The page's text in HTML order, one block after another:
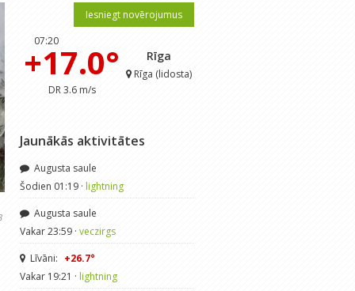
Iesniegt novērojumus
07:20
+17.0°
DR 3.6 m/s
Rīga
Rīga (lidosta)
Jaunākās aktivitātes
Augusta saule
Šodien 01:19 · lightning
Augusta saule
Vakar 23:59 · veczirgs
Līvāni: +26.7°
Vakar 19:21 · lightning